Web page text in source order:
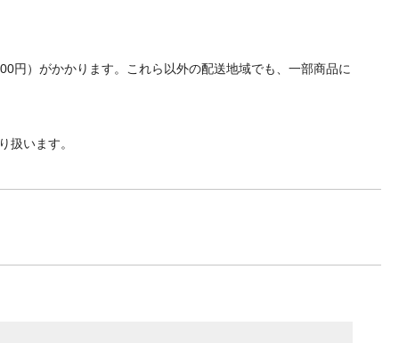
円）がかかります。これら以外の配送地域でも、一部商品に
扱います。